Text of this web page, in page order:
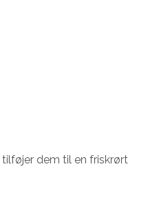
dem til en friskrørt